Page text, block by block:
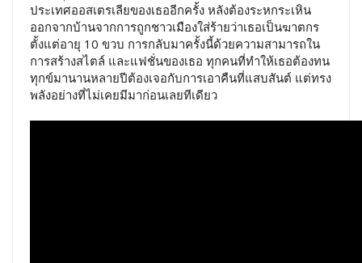
ประเทศออสเตรเลียของเธออีกครั้ง หลังต้องระหกระเหิน
ออกจากบ้านจากการถูกชาวเมืองใส่ร้ายว่าเธอเป็นฆาตกร
ตั้งแต่อายุ 10 ขวบ การกลับมาครั้งนี้ด้วยความสามารถใน
การสร้างสไตล์ และแฟชั่นของเธอ ทุกคนที่ทำให้เธอต้องทน
ทุกข์มานานหลายปีต้องเจอกับการเอาคืนที่แสบสันต์ แต่ทรง
พลังอย่างที่ไม่เคยมีมาก่อนเลยทีเดียว